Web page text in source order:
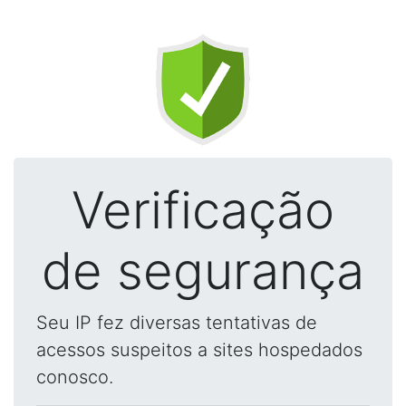
Verificação
de segurança
Seu IP fez diversas tentativas de
acessos suspeitos a sites hospedados
conosco.